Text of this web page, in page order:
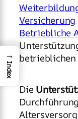
Versicherung
Betriebliche
Die
→
Index